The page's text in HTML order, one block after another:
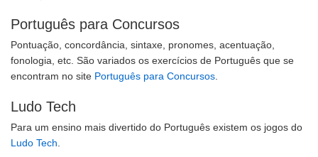
Português para Concursos
Pontuação, concordância, sintaxe, pronomes, acentuação,
fonologia, etc. São variados os exercícios de Português que se
encontram no site Português para Concursos
Ludo Tech
Para um ensino mais divertido do Português existem os jogos do
Ludo Tech